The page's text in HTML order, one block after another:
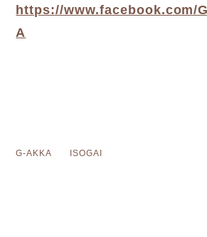
https://www.facebook.com/
A
G-AKKA ISOGAI